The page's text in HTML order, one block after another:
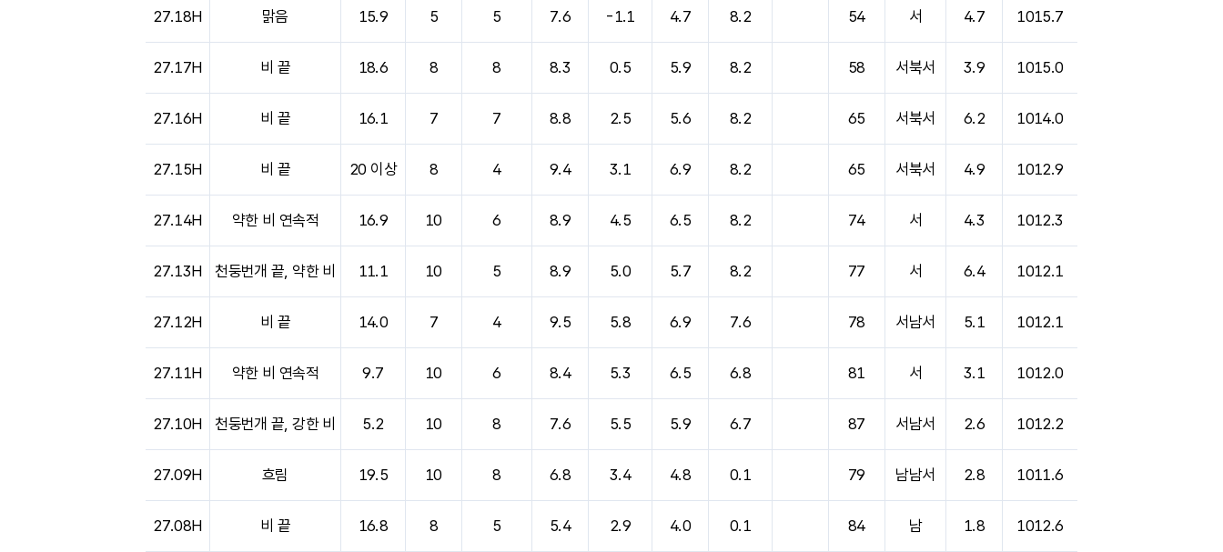
27.18H 맑음 15.9 5 5 7.6 -1.1 4.7 8.2 54 서 4.7 1015.7
27.17H 비 끝 18.6 8 8 8.3 0.5 5.9 8.2 58 서북서 3.9 1015.0
27.16H 비 끝 16.1 7 7 8.8 2.5 5.6 8.2 65 서북서 6.2 1014.0
27.15H 비 끝 20 이상 8 4 9.4 3.1 6.9 8.2 65 서북서 4.9 1012.9
27.14H 약한 비 연속적 16.9 10 6 8.9 4.5 6.5 8.2 74 서 4.3 1012.3
27.13H 천둥번개 끝, 약한 비 11.1 10 5 8.9 5.0 5.7 8.2 77 서 6.4 1012.1
27.12H 비 끝 14.0 7 4 9.5 5.8 6.9 7.6 78 서남서 5.1 1012.1
27.11H 약한 비 연속적 9.7 10 6 8.4 5.3 6.5 6.8 81 서 3.1 1012.0
27.10H 천둥번개 끝, 강한 비 5.2 10 8 7.6 5.5 5.9 6.7 87 서남서 2.6 1012.2
27.09H 흐림 19.5 10 8 6.8 3.4 4.8 0.1 79 남남서 2.8 1011.6
27.08H 비 끝 16.8 8 5 5.4 2.9 4.0 0.1 84 남 1.8 1012.6